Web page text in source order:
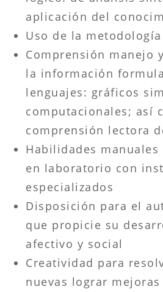
aplicación del
Uso de la
Comprensión manejo
la información
lenguajes: gráficos
computacionales; así
comprensión lectora
Habilidades
en laboratorio con
especializados
Disposición para el
que propicie su
afectivo y social
Creatividad para
nuevas lograr